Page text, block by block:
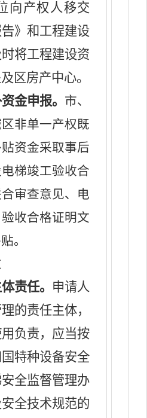
向产权人移交
》和工程建设
将工程建设资
区房产中心。
金申报。 市、
非单一产权既
资金采取事后
电梯竣工验收合
审查意见、电
收合格证明文
。
责任。 申请人
的责任主体，
负责，应当按
特种设备安全
全监督管理办
全技术规范的